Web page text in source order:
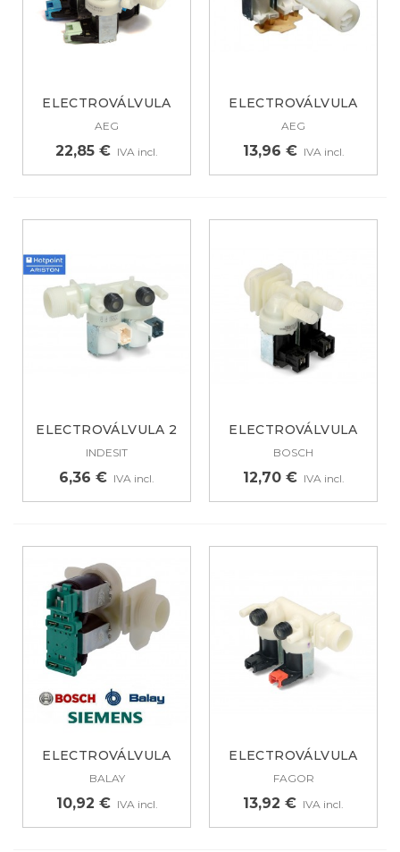
ELECTROVÁLVULA
PARA LAVADORA...
AEG
22,85 € IVA incl.
ELECTROVÁLVULA
PARA LAVADORA
AEG
13,96 € IVA incl.
ELECTROVÁLVULA 2
VIAS PARA...
INDESIT
6,36 € IVA incl.
ELECTROVÁLVULA
PARA LAVADORA...
BOSCH
12,70 € IVA incl.
ELECTROVÁLVULA
PARA LAVADORA 2...
BALAY
10,92 € IVA incl.
ELECTROVÁLVULA
LAVADORA FAGOR...
FAGOR
13,92 € IVA incl.